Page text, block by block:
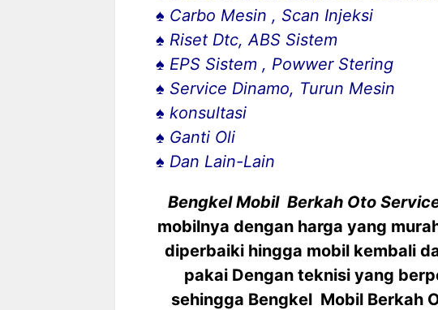
♠ Carbo Mesin , Scan Injeksi
♠ Riset Dtc, ABS Sistem
♠ EPS Sistem , Powwer Stering
♠ Service Dinamo, Turun Mesin
♠ konsultasi
♠ Ganti Oli
♠ Dan Lain-Lain
Bengkel Mobil Berkah Oto
mobilnya dengan harga yang
diperbaiki hingga mobil kembali
pakai Dengan teknisi yang
sehingga Bengkel Mobil Berkah